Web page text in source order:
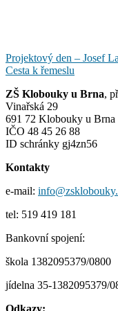
Navigace
pro
příspěvek
Projektový den – Josef
Cesta k řemeslu
ZŠ Klobouky u Brna,
Vinařská 29
691 72 Klobouky u Brna
IČO 48 45 26 88
ID schránky gj4zn56
Kontakty
e-mail:
tel: 519 419 181
Bankovní spojení:
škola 1382095379/0800
jídelna 35-1382095379/
Odkazy: